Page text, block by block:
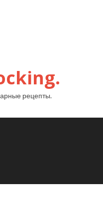
рецепты.